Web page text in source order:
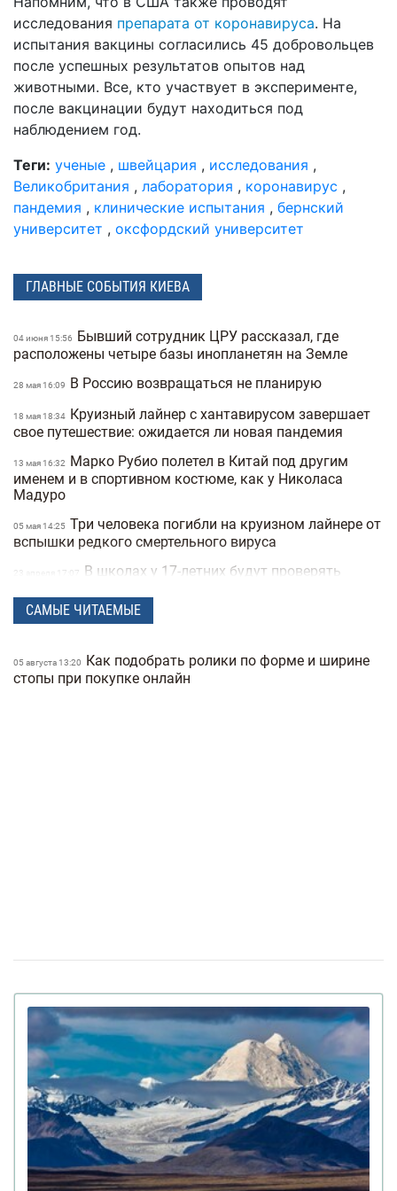
исследования препарата от коронавируса. На
испытания вакцины согласились 45 добровольцев
после успешных результатов опытов над
животными. Все, кто участвует в эксперименте,
после вакцинации будут находиться под
наблюдением год.
Теги: ученые , швейцария , исследования ,
Великобритания , лаборатория , коронавирус ,
пандемия , клинические испытания , бернский
университет , оксфордский университет
ГЛАВНЫЕ СОБЫТИЯ КИЕВА
04 июня 15:56
Бывший сотрудник ЦРУ рассказал, где
расположены четыре базы инопланетян на Земле
28 мая 16:09 В Россию возвращаться не планирую
18 мая 18:34 Круизный лайнер с хантавирусом завершает
свое путешествие: ожидается ли новая пандемия
13 мая 16:32
Марко Рубио полетел в Китай под другим
именем и в спортивном костюме, как у Николаса
Мадуро
05 мая 14:25 Три человека погибли на круизном лайнере от
вспышки редкого смертельного вируса
23 апреля 17:07
В школах у 17-летних будут проверять
Полиция Мексики несколько дней не могла
21 апреля 16:19
"Не спасайте меня, помогите папе" —
прокуратура показала видео с полицейских
задекларировал работник Бучанского ТЦК
27 марта 17:08 Боролась за право уйти из жизни: в Испании
25-летней девушке провели эвтаназию из-за
депрессии
23 марта 10:14 Мир на грани голода из-за войны в Иране:
коллапс на рынке удобрений
20 марта 17:42 Украинские офицеры шокированы тактикой
союзников США на Ближнем Востоке: детали
Третья мировая уже началась: ее ключевые
признаки приводит почетный профессор
Букингемского университета
САМЫЕ ЧИТАЕМЫЕ
05 августа 13:20
Как подобрать ролики по форме и ширине
стопы при покупке онлайн